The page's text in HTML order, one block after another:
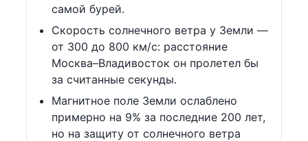
самой бурей.
Скорость солнечного ветра у Земли —
от 300 до 800 км/с: расстояние
Москва–Владивосток он пролетел бы
за считанные секунды.
Магнитное поле Земли ослаблено
примерно на 9% за последние 200 лет,
но на защиту от солнечного ветра